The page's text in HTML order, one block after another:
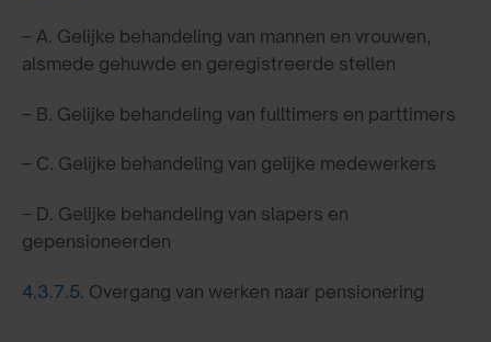
– A. Gelijke behandeling van mannen en vrouwen,
alsmede gehuwde en geregistreerde stellen
– B. Gelijke behandeling van fulltimers en parttimers
– C. Gelijke behandeling van gelijke medewerkers
– D. Gelijke behandeling van slapers en
gepensioneerden
4.3.7.5. Overgang van werken naar pensionering